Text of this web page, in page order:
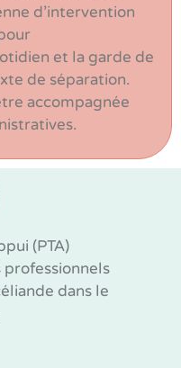
d’intervention
et la garde de
de séparation.
accompagnée
(PTA)
dans le